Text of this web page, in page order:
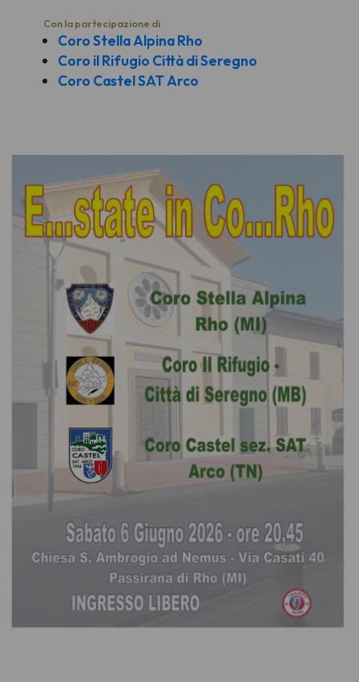
Con la partecipazione di
Coro Stella Alpina Rho
Coro il Rifugio Città di Seregno
Coro Castel SAT Arco